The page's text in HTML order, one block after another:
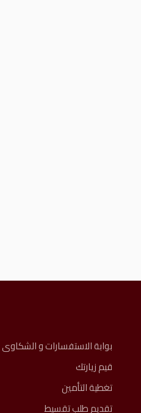
بوابة الاستفسارات و الشكاوى
قيم زيارتك
تغطية التأمين
تقديم طلب تقسيط